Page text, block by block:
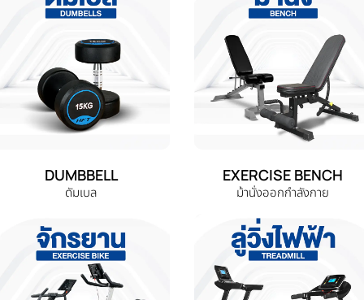
DUMBBELL
ดัมเบล
EXERCISE BENCH
ม้านั่งออกกำลังกาย